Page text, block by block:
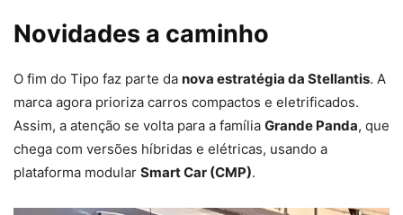
Novidades a caminho
O fim do Tipo faz parte da nova estratégia da Stellantis. A
marca agora prioriza carros compactos e eletrificados.
Assim, a atenção se volta para a família Grande Panda, que
chega com versões híbridas e elétricas, usando a
plataforma modular Smart Car (CMP).